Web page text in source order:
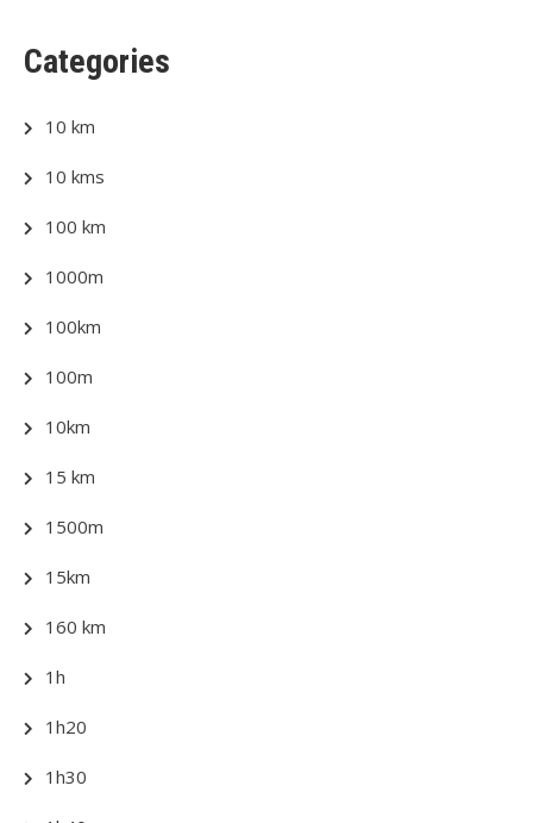
Categories
10 km
10 kms
100 km
1000m
100km
100m
10km
15 km
1500m
15km
160 km
1h
1h20
1h30